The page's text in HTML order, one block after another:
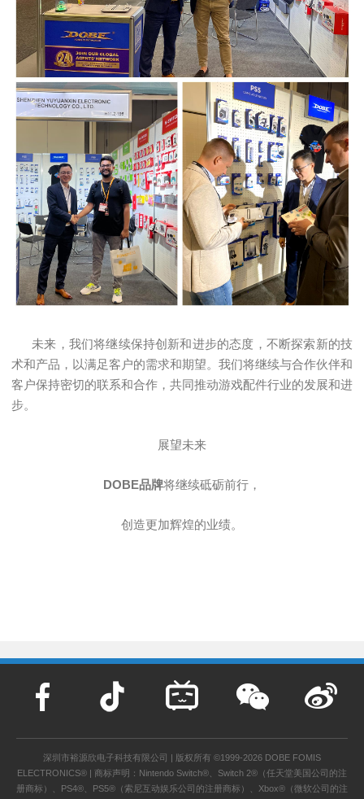
未来，我们将继续保持创新和进步的态度，不断探索新的技
术和产品，以满足客户的需求和期望。我们将继续与合作伙伴和
客户保持密切的联系和合作，共同推动游戏配件行业的发展和进
步。
展望未来
DOBE品牌将继续砥砺前行，
创造更加辉煌的业绩。
深圳市裕源欣电子科技有限公司 | 版权所有 ©1999-2026 DOBE FOMIS
ELECTRONICS® | 商标声明：Nintendo Switch®、Switch 2®（任天堂美国公司的注
册商标）、PS4®、PS5®（索尼互动娱乐公司的注册商标）、Xbox®（微软公司的注